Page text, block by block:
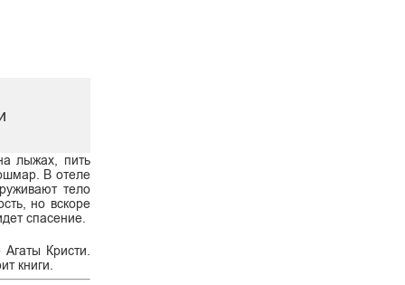
лыжах, пить
В отеле
тело
но вскоре
спасение.
Кристи.
книги.